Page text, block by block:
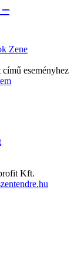
Zene
Kft.